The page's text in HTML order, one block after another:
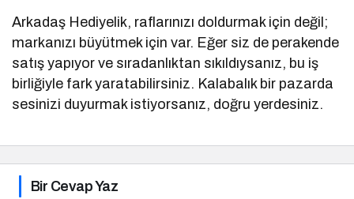
Arkadaş Hediyelik, raflarınızı doldurmak için değil;
markanızı büyütmek için var. Eğer siz de perakende
satış yapıyor ve sıradanlıktan sıkıldıysanız, bu iş
birliğiyle fark yaratabilirsiniz. Kalabalık bir pazarda
sesinizi duyurmak istiyorsanız, doğru yerdesiniz.
Bir Cevap Yaz